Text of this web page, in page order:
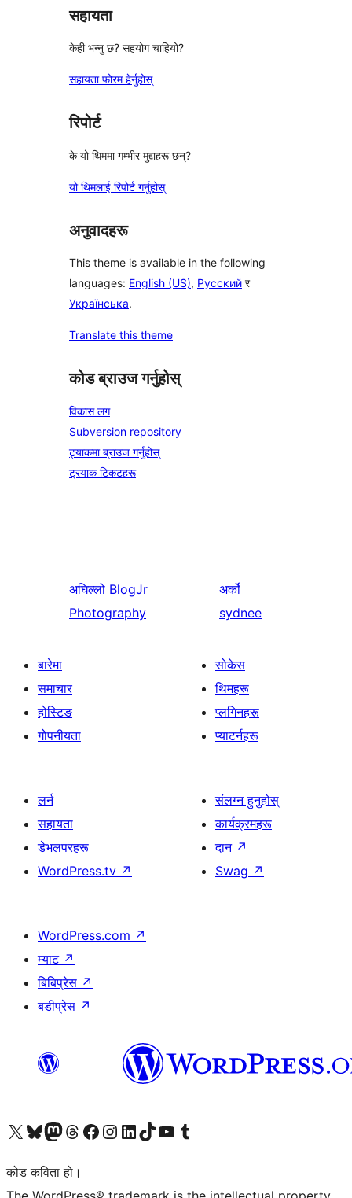
सहायता
केही भन्नु छ? सहयोग चाहियो?
सहायता फोरम हेर्नुहोस्
रिपोर्ट
के यो थिममा गम्भीर मुद्दाहरू छन्?
यो थिमलाई रिपोर्ट गर्नुहोस्
अनुवादहरू
This theme is available in the following
languages: English (US), Русский र
Українська.
Translate this theme
कोड ब्राउज गर्नुहोस्
विकास लग
Subversion repository
ट्र्याकमा ब्राउज गर्नुहोस्
ट्रयाक टिकटहरू
अघिल्लो BlogJr
Photography
अर्को
sydnee
बारेमा
समाचार
होस्टिङ
गोपनीयता
सोकेस
थिमहरू
प्लगिनहरू
प्याटर्नहरू
लर्न
सहायता
डेभलपरहरू
WordPress.tv ↗
संलग्न हुनुहोस्
कार्यक्रमहरू
दान ↗
Swag ↗
WordPress.com ↗
म्याट ↗
बिबिप्रेस ↗
बडीप्रेस ↗
हाम्रो X (पहिले ट्विटर) खातामा जानुहोस्
हाम्रो Bluesky खाता भ्रमण गर्नुहोस्
हाम्रो म्यास्टोडन खाता भ्रमण गर्नुहोस्
हाम्रो थ्रेड्स खातामा जानुहोस्
हाम्रो फेसबुक पेजमा जानुहोस्
हाम्रो इन्स्टाग्राम खातामा जानुहोस्
हाम्रो लिङ्क्डइन खातामा जानुहोस्
हाम्रो TikTok खाता भ्रमण गर्नुहोस्
हाम्रो युट्युब च्यानलमा जानुहोस्
हाम्रो टम्बलर खाता भ्रमण गर्नुहोस्
कोड कविता हो।